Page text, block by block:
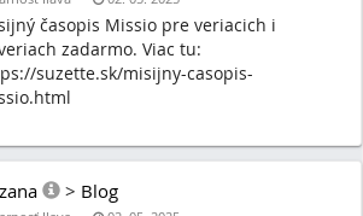
u neho zostala čo najdlhšie. V eknihe nájdete
do tejto milej aktivity, modlitby a pobožnosti.
existuje aj zlo a to od pádu anjelov v raji. Koľko zla a
sa dá dosiahnuť, keď človek robí zlo, že môže aj
prečítať na webe suzette.sk či v magazíne
Blog
22. 08. 2024